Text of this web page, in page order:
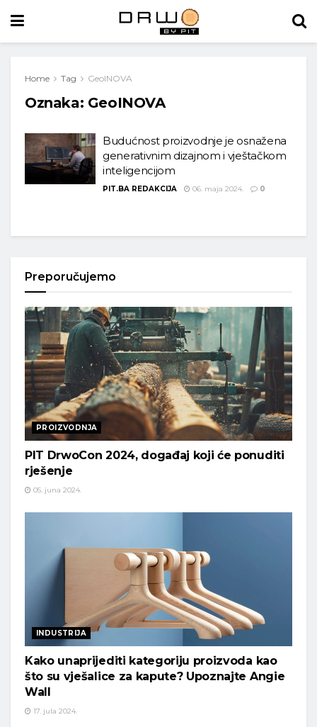
Home Tag GeoINOVA
Oznaka: GeoINOVA
Budućnost proizvodnje je osnažena
generativnim dizajnom i vještačkom
inteligencijom
PIT.BA REDAKCIJA 06. maja 2024. 0
Preporučujemo
PROIZVODNJA
PIT DrwoCon 2024, događaj koji će ponuditi
rješenje
05. juna 2024.
INDUSTRIJA
Kako unaprijediti kategoriju proizvoda kao
što su vješalice za kapute? Upoznajte Angie
Wall
17. jula 2024.